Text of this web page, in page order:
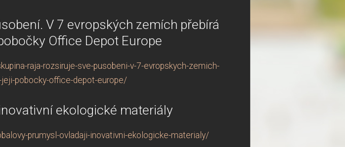
V 7 evropských zemích přebírá
Office Depot Europe
raja-rozsiruje-sve-pusobeni-v-7-evropskych-zemich-
pobocky-office-depot-europe/
ekologické materiály
prumysl-ovladaji-inovativni-ekologicke-materialy/